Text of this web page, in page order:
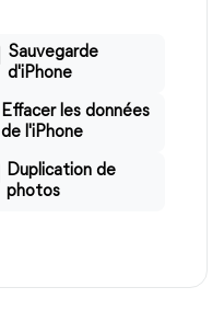
Sauvegarde
d'iPhone
Effacer les données
de l'iPhone
Duplication de
photos